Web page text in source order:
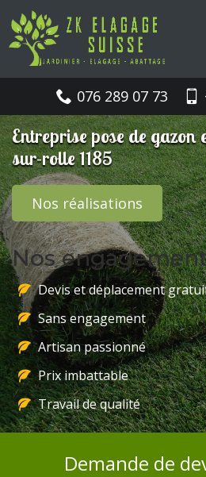
076 289 07 73
Entreprise pose de
sur-rolle 1185
Nos réalisations
Nos
Devis et déplacement
Sans engagement
Artisan passionné
Prix imbattable
Travail de qualité
Demande de